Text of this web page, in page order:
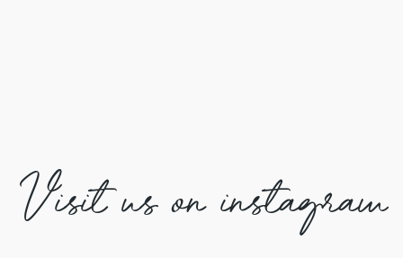
Visit us on instagram